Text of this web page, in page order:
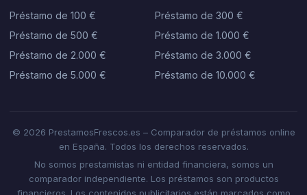
Préstamo de 100 €
Préstamo de 300 €
Préstamo de 500 €
Préstamo de 1.000 €
Préstamo de 2.000 €
Préstamo de 3.000 €
Préstamo de 5.000 €
Préstamo de 10.000 €
© 2026 PrestamosFrescos.es – Comparador de préstamos online
en España. Todos los derechos reservados.
No somos prestamistas ni entidad financiera, somos un
comparador independiente. Los préstamos son productos